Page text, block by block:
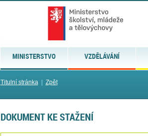
MINISTERSTVO VZDĚLÁVÁNÍ
Titulní stránka| Zpět
DOKUMENT KE STAŽENÍ